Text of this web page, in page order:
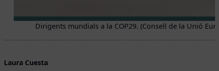
Dirigents mundials a la COP29. (Consell de la Unió
Laura Cuesta